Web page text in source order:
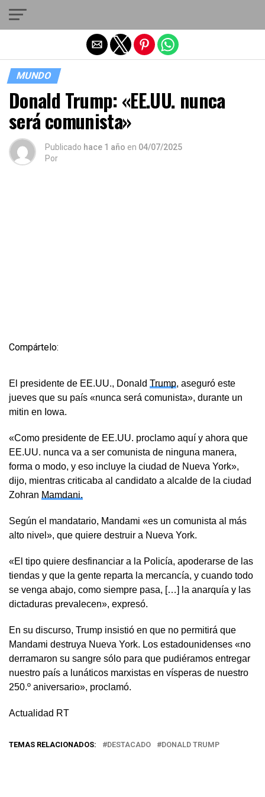
MUNDO
Donald Trump: «EE.UU. nunca
será comunista»
Publicado hace 1 año en 04/07/2025
Por
Compártelo:
El presidente de EE.UU., Donald Trump, aseguró este
jueves que su país «nunca será comunista», durante un
mitin en Iowa.
«Como presidente de EE.UU. proclamo aquí y ahora que
EE.UU. nunca va a ser comunista de ninguna manera,
forma o modo, y eso incluye la ciudad de Nueva York»,
dijo, mientras criticaba al candidato a alcalde de la ciudad
Zohran Mamdani.
Según el mandatario, Mandami «es un comunista al más
alto nivel», que quiere destruir a Nueva York.
«El tipo quiere desfinanciar a la Policía, apoderarse de las
tiendas y que la gente reparta la mercancía, y cuando todo
se venga abajo, como siempre pasa, […] la anarquía y las
dictaduras prevalecen», expresó.
En su discurso, Trump insistió en que no permitirá que
Mandami destruya Nueva York. Los estadounidenses «no
derramaron su sangre sólo para que pudiéramos entregar
nuestro país a lunáticos marxistas en vísperas de nuestro
250.º aniversario», proclamó.
Actualidad RT
TEMAS RELACIONADOS: DESTACADO DONALD TRUMP